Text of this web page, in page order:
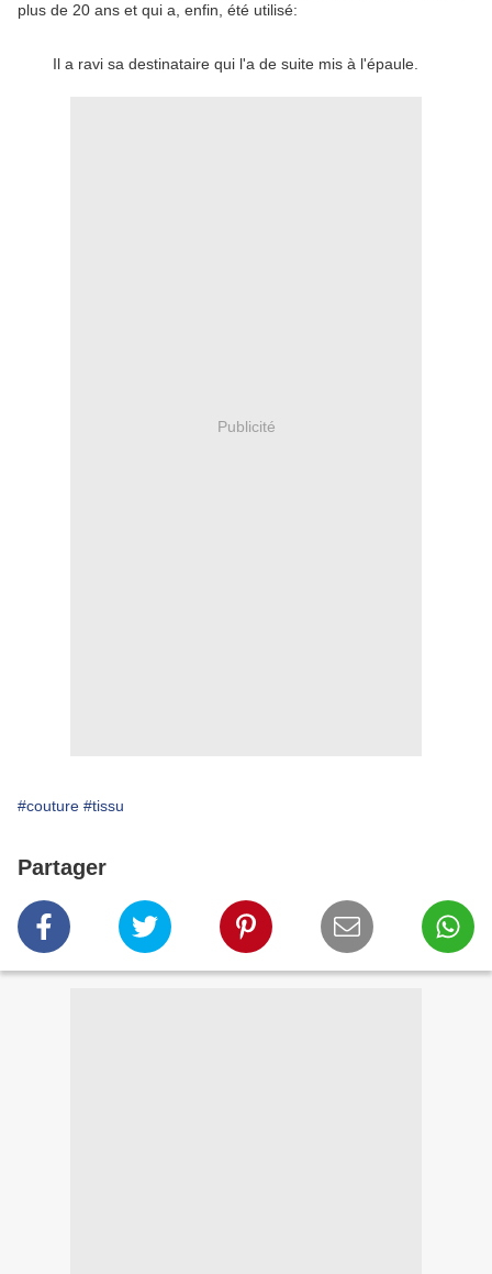
plus de 20 ans et qui a, enfin, été utilisé:
Il a ravi sa destinataire qui l'a de suite mis à l'épaule.
Publicité
#couture #tissu
Partager